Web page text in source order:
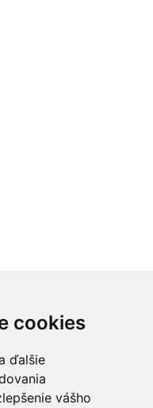
cookies
ďalšie
vášho